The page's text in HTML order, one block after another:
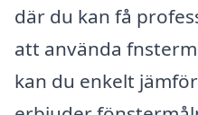
där du kan få
att använda
kan du enkelt